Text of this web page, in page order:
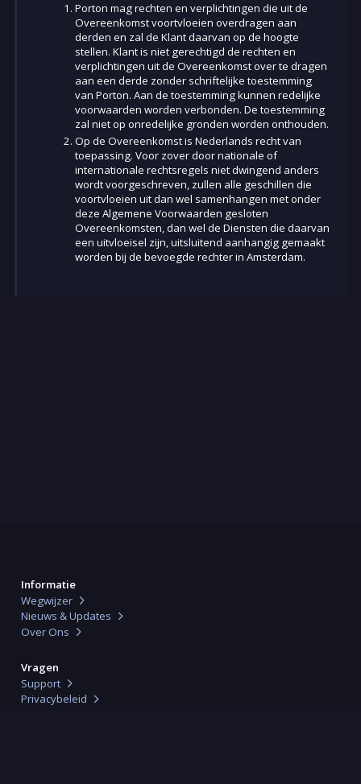
Porton mag rechten en verplichtingen die uit de
Overeenkomst voortvloeien overdragen aan
derden en zal de Klant daarvan op de hoogte
stellen. Klant is niet gerechtigd de rechten en
verplichtingen uit de Overeenkomst over te dragen
aan een derde zonder schriftelijke toestemming
van Porton. Aan de toestemming kunnen redelijke
voorwaarden worden verbonden. De toestemming
zal niet op onredelijke gronden worden onthouden.
Op de Overeenkomst is Nederlands recht van
toepassing. Voor zover door nationale of
internationale rechtsregels niet dwingend anders
wordt voorgeschreven, zullen alle geschillen die
voortvloeien uit dan wel samenhangen met onder
deze Algemene Voorwaarden gesloten
Overeenkomsten, dan wel de Diensten die daarvan
een uitvloeisel zijn, uitsluitend aanhangig gemaakt
worden bij de bevoegde rechter in Amsterdam.
Informatie
Wegwijzer
Nieuws & Updates
Over Ons
Vragen
Support
Privacybeleid